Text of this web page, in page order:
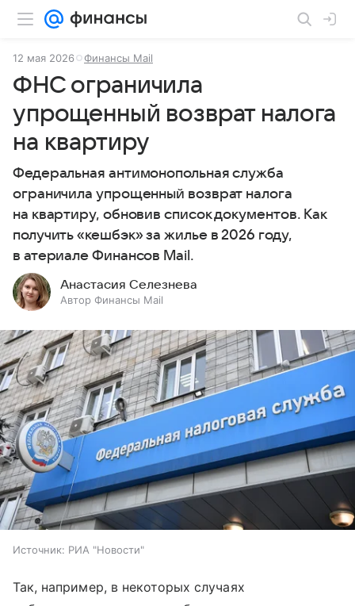
12 мая 2026 Финансы Mail
ФНС ограничила
упрощенный возврат налога
на квартиру
Федеральная антимонопольная служба
ограничила упрощенный возврат налога
на квартиру, обновив список документов. Как
получить «кешбэк» за жилье в 2026 году,
в атериале Финансов Mail.
Анастасия Селезнева
Автор Финансы Mail
Источник: РИА "Новости"
Так, например, в некоторых случаях